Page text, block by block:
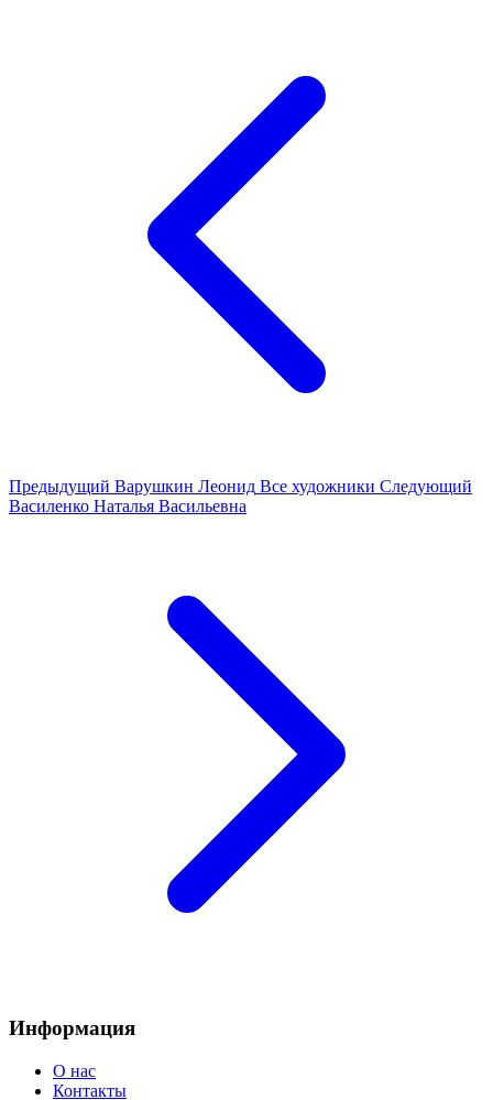
Предыдущий Варушкин Леонид Все художники Следующий
Василенко Наталья Васильевна
Информация
О нас
Контакты